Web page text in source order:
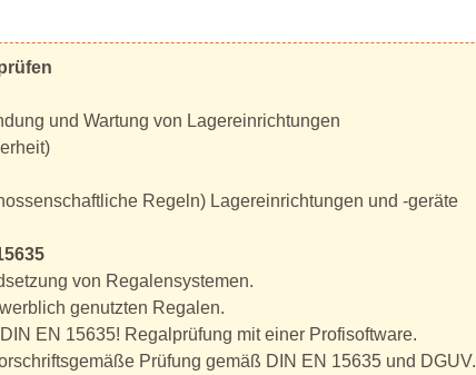
und Wartung von Lagereinrichtungen
Regeln) Lagereinrichtungen und -geräte
von Regalensystemen.
genutzten Regalen.
EN 15635! Regalprüfung mit einer Profisoftware.
Prüfung gemäß DIN EN 15635 und DGUV.